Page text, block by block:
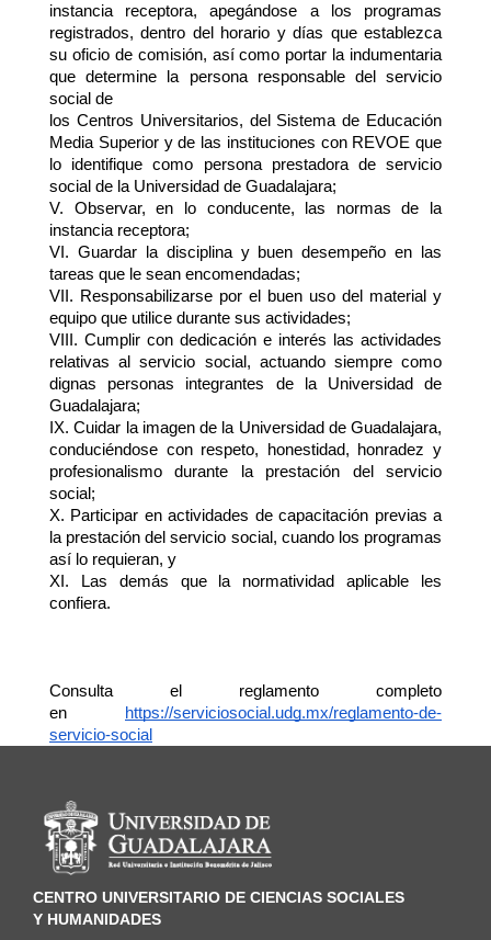
instancia receptora, apegándose a los programas
registrados, dentro del horario y días que establezca
su oficio de comisión, así como portar la indumentaria
que determine la persona responsable del servicio
social de
los Centros Universitarios, del Sistema de Educación
Media Superior y de las instituciones con REVOE que
lo identifique como persona prestadora de servicio
social de la Universidad de Guadalajara;
V. Observar, en lo conducente, las normas de la
instancia receptora;
VI. Guardar la disciplina y buen desempeño en las
tareas que le sean encomendadas;
VII. Responsabilizarse por el buen uso del material y
equipo que utilice durante sus actividades;
VIII. Cumplir con dedicación e interés las actividades
relativas al servicio social, actuando siempre como
dignas personas integrantes de la Universidad de
Guadalajara;
IX. Cuidar la imagen de la Universidad de Guadalajara,
conduciéndose con respeto, honestidad, honradez y
profesionalismo durante la prestación del servicio
social;
X. Participar en actividades de capacitación previas a
la prestación del servicio social, cuando los programas
así lo requieran, y
XI. Las demás que la normatividad aplicable les
confiera.
Consulta el reglamento completo
en
https://serviciosocial.udg.mx/reglamento-de-
servicio-social
Información del portal
CENTRO UNIVERSITARIO DE CIENCIAS SOCIALES
Y HUMANIDADES